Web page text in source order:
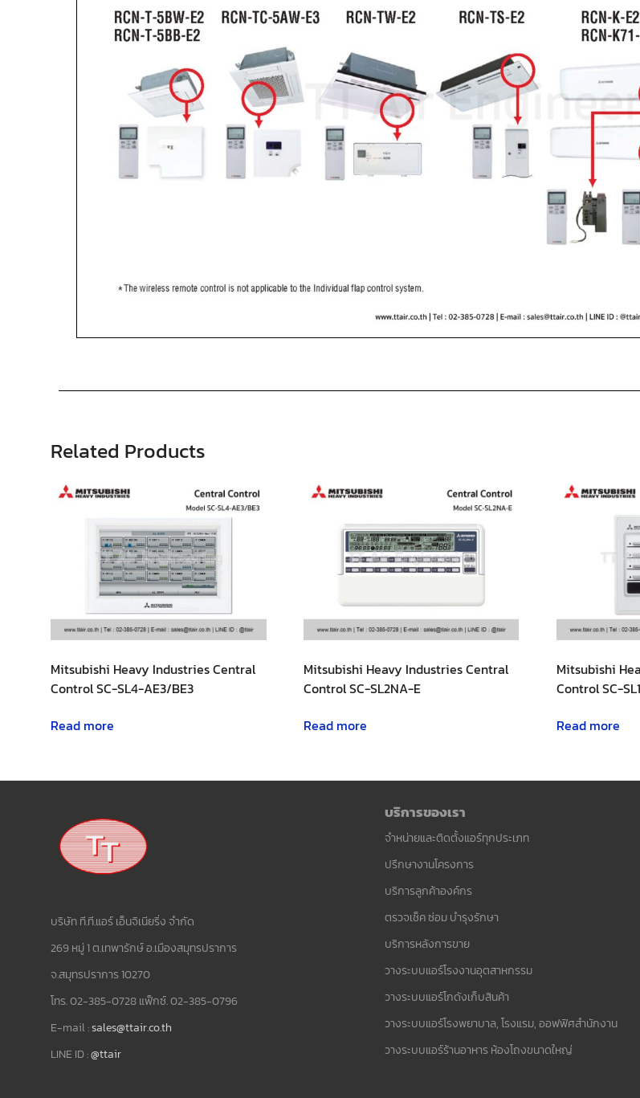
Related Products
Mitsubishi Heavy Industries Central
Control SC-SL4-AE3/BE3
Read more
Mitsubishi Heavy Industries Central
Control SC-SL2NA-E
Read more
Mitsubishi
Control SC-
Read more
บริษัท ที.ที.แอร์ เอ็นจิเนียริ่ง จำกัด
269 หมู่ 1 ต.เทพารักษ์ อ.เมืองสมุทรปราการ
จ.สมุทรปราการ 10270
โทร. 02-385-0728 แฟ็กซ์. 02-385-0796
E-mail :sales@ttair.co.th
LINE ID :@ttair
บริการของเรา
จำหน่ายและติดตั้งแอร์ทุกประเภท
ปรึกษางานโครงการ
บริการลูกค้าองค์กร
ตรวจเช็ค ซ่อม บำรุงรักษา
บริการหลังการขาย
วางระบบแอร์โรงงานอุตสาหกรรม
วางระบบแอร์โกดังเก็บสินค้า
วางระบบแอร์โรงพยาบาล, โรงแรม, ออฟฟิศสำนักงาน
วางระบบแอร์ร้านอาหาร ห้องโถงขนาดใหญ่